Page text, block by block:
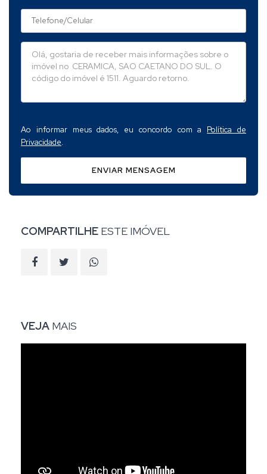
Ao informar meus dados, eu concordo com a Política de
Privacidade.
ENVIAR MENSAGEM
COMPARTILHE ESTE IMÓVEL
VEJA MAIS